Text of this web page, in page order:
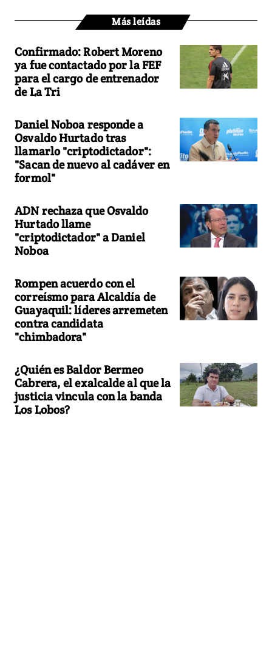
Más leídas
Confirmado: Robert Moreno
ya fue contactado por la FEF
para el cargo de entrenador
de La Tri
Daniel Noboa responde a
Osvaldo Hurtado tras
llamarlo "criptodictador":
"Sacan de nuevo al cadáver en
formol"
ADN rechaza que Osvaldo
Hurtado llame
"criptodictador" a Daniel
Noboa
Rompen acuerdo con el
correísmo para Alcaldía de
Guayaquil: líderes arremeten
contra candidata
"chimbadora"
¿Quién es Baldor Bermeo
Cabrera, el exalcalde al que la
justicia vincula con la banda
Los Lobos?